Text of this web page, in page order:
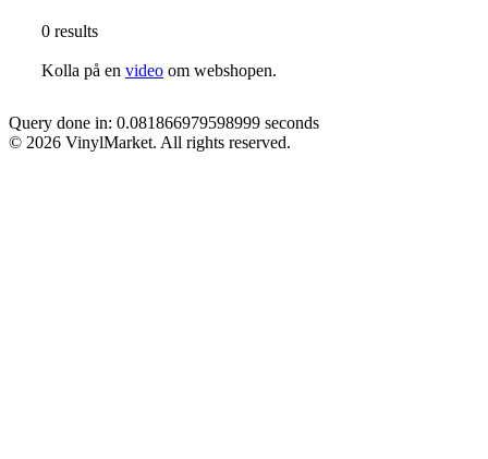
0 results
Kolla på en video om webshopen.
Query done in: 0.081866979598999 seconds
© 2026 VinylMarket. All rights reserved.